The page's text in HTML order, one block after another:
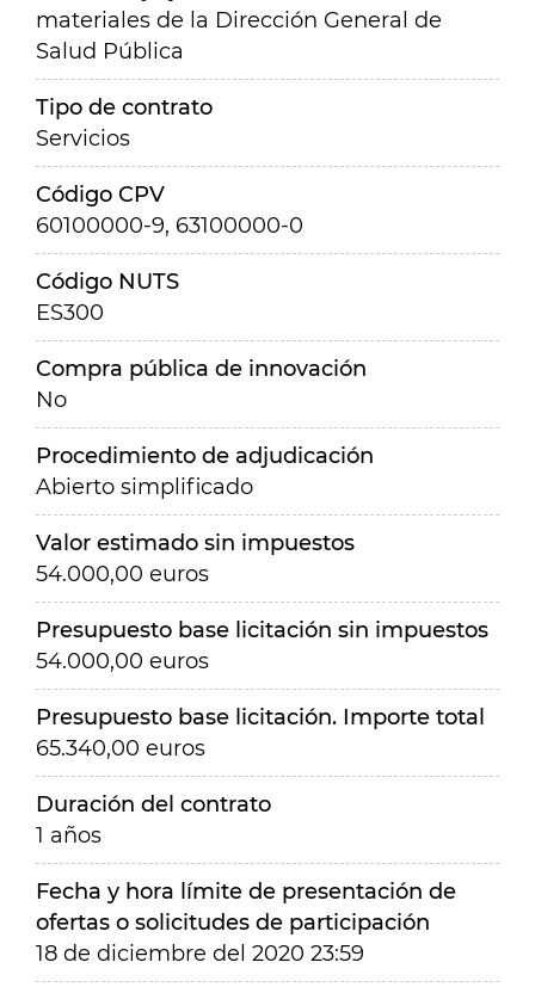
materiales de la Dirección General de
Salud Pública
Tipo de contrato
Servicios
Código CPV
60100000-9, 63100000-0
Código NUTS
ES300
Compra pública de innovación
No
Procedimiento de adjudicación
Abierto simplificado
Valor estimado sin impuestos
54.000,00 euros
Presupuesto base licitación sin impuestos
54.000,00 euros
Presupuesto base licitación. Importe total
65.340,00 euros
Duración del contrato
1 años
Fecha y hora límite de presentación de
ofertas o solicitudes de participación
18 de diciembre del 2020 23:59